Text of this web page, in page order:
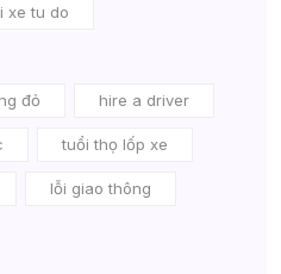
xe tu do
đỏ hire a driver
tuổi thọ lốp xe
lỗi giao thông